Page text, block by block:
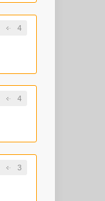
4
4
3